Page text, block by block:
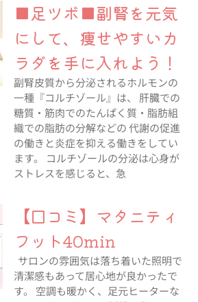
■足ツボ■副腎を元気
にして、痩せやすいカ
ラダを手に入れよう！
副腎皮質から分泌されるホルモンの
一種『コルチゾール』は、 肝臓での
糖質・筋肉でのたんぱく質・脂肪組
織での脂肪の分解などの 代謝の促進
の働きと炎症を抑える働きをしてい
ます。 コルチゾールの分泌は心身が
ストレスを感じると、急
【口コミ】マタニティ
フット40min
サロンの雰囲気は落ち着いた照明で
清潔感もあって居心地が良かったで
す。 空調も暖かく、足元ヒーターな